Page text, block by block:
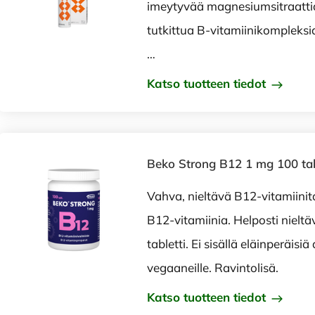
imeytyvää
tutkittua B-
…
Katso tuotteen tiedot
Beko Strong B12 1 mg 100
Vahva, nieltävä B12-
B12-vitamiinia. Helposti
tabletti. Ei sisällä eläinperäisiä
vegaaneille. Ravintolisä.
Katso tuotteen tiedot